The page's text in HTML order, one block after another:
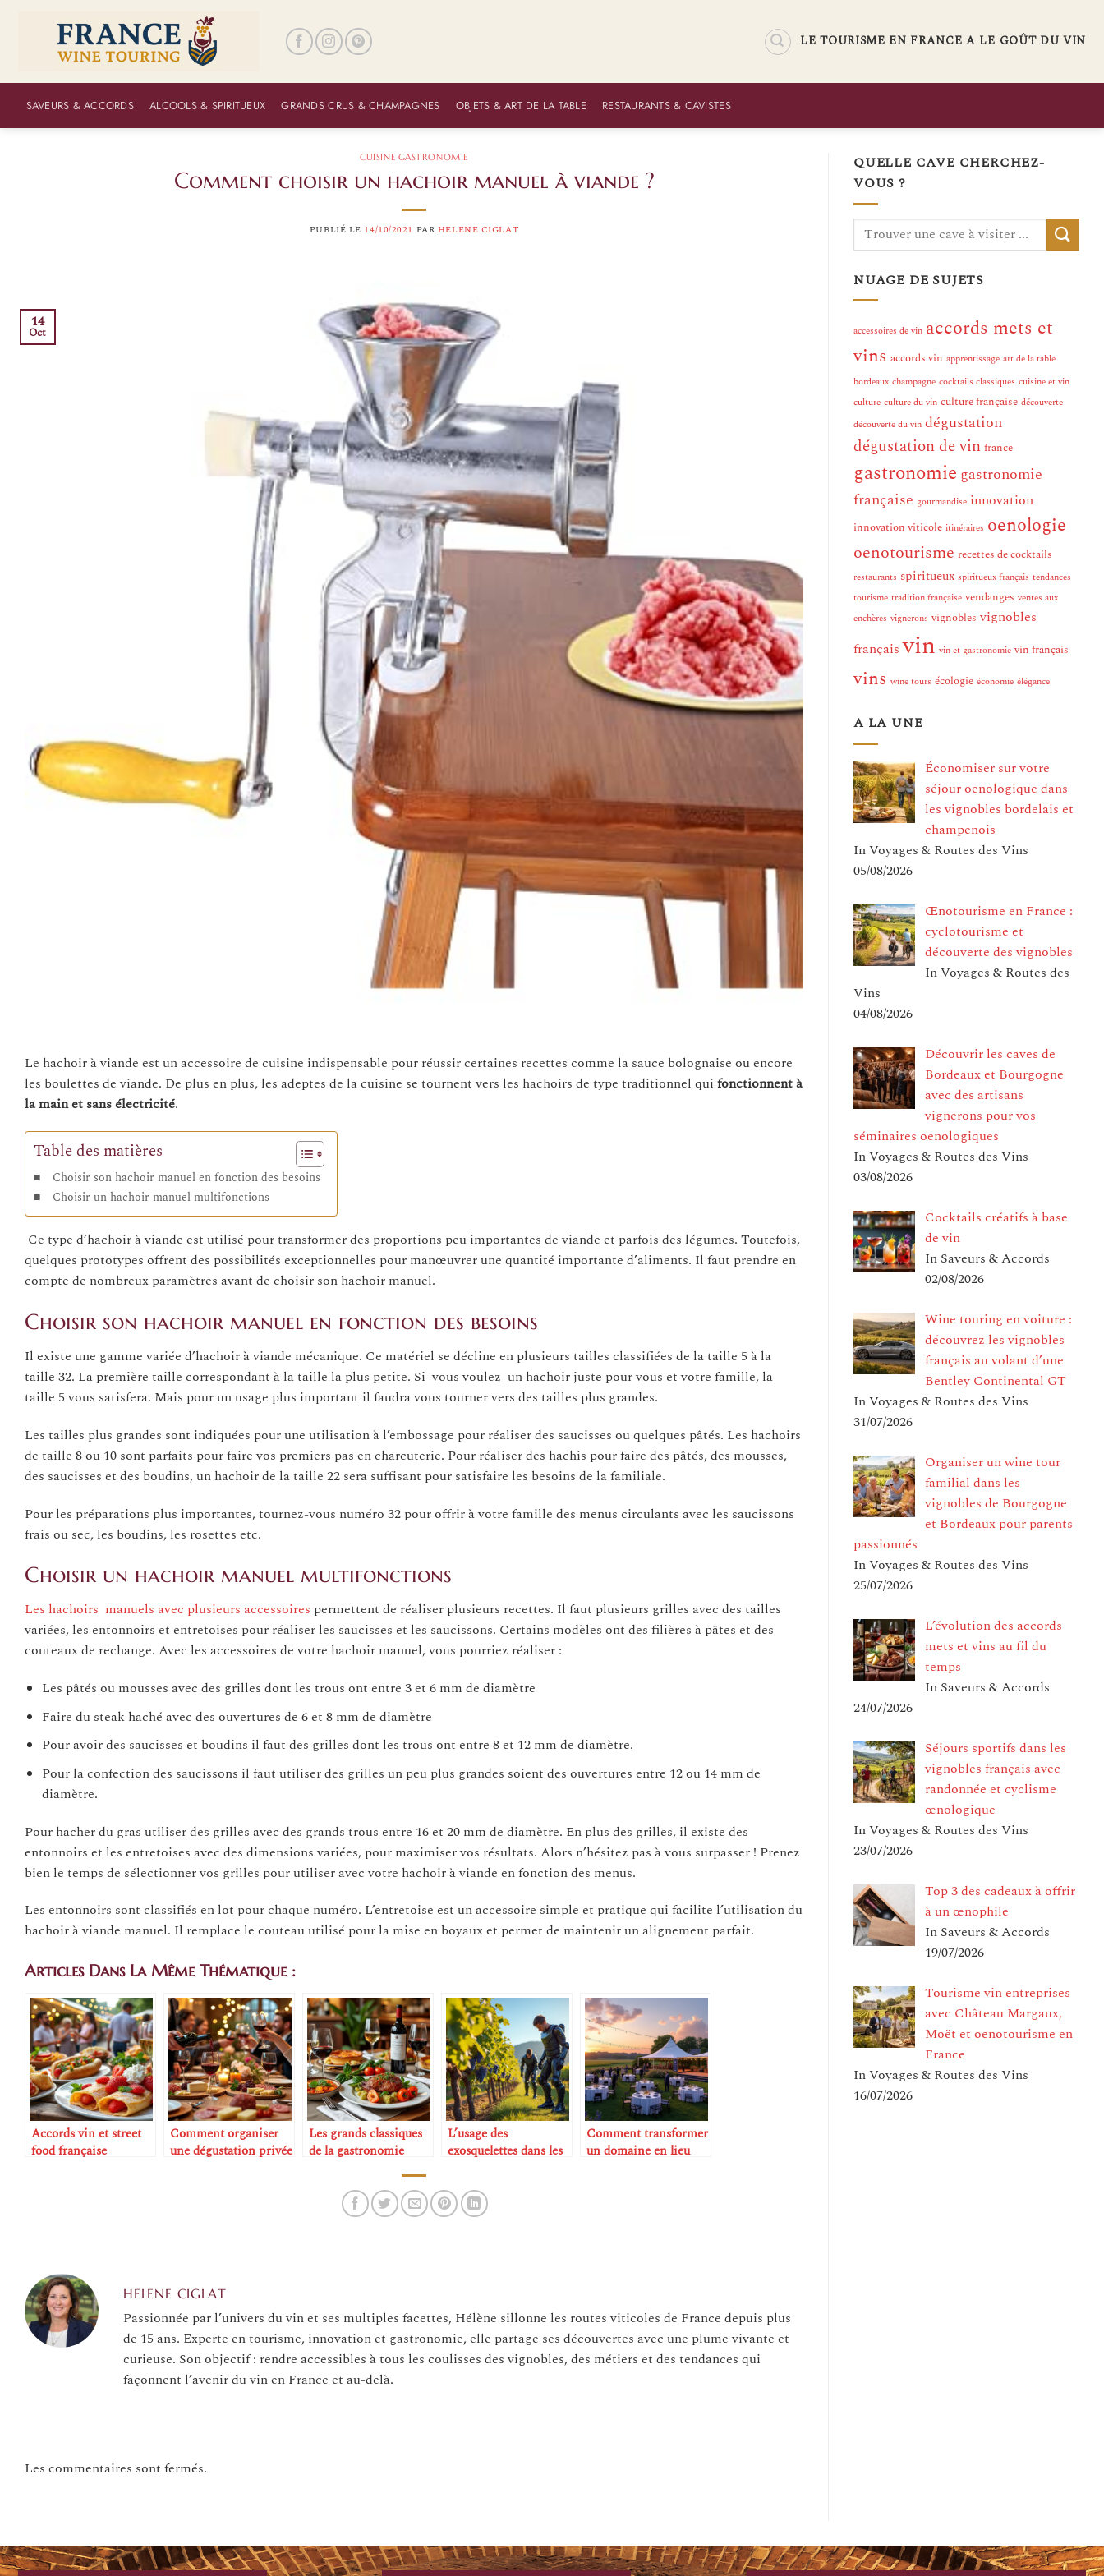
LE TOURISME EN FRANCE A LE GOÛT DU VIN
SAVEURS & ACCORDS ALCOOLS & SPIRITUEUX GRANDS CRUS & CHAMPAGNES OBJETS & ART DE LA TABLE RESTAURANTS & CAVISTES
CUISINE GASTRONOMIE
Comment choisir un hachoir manuel à viande ?
PUBLIÉ LE 14/10/2021 PAR HELENE CIGLAT
14
Oct
Le hachoir à viande est un accessoire de cuisine indispensable pour réussir certaines recettes comme la sauce bolognaise ou encore
les boulettes de viande. De plus en plus, les adeptes de la cuisine se tournent vers les hachoirs de type traditionnel qui fonctionnent à
la main et sans électricité.
Table des matières
Choisir son hachoir manuel en fonction des besoins
Choisir un hachoir manuel multifonctions
Ce type d’hachoir à viande est utilisé pour transformer des proportions peu importantes de viande et parfois des légumes. Toutefois,
quelques prototypes offrent des possibilités exceptionnelles pour manœuvrer une quantité importante d’aliments. Il faut prendre en
compte de nombreux paramètres avant de choisir son hachoir manuel.
Choisir son hachoir manuel en fonction des besoins
Il existe une gamme variée d’hachoir à viande mécanique. Ce matériel se décline en plusieurs tailles classifiées de la taille 5 à la
taille 32. La première taille correspondant à la taille la plus petite. Si vous voulez un hachoir juste pour vous et votre famille, la
taille 5 vous satisfera. Mais pour un usage plus important il faudra vous tourner vers des tailles plus grandes.
Les tailles plus grandes sont indiquées pour une utilisation à l’embossage pour réaliser des saucisses ou quelques pâtés. Les hachoirs
de taille 8 ou 10 sont parfaits pour faire vos premiers pas en charcuterie. Pour réaliser des hachis pour faire des pâtés, des mousses,
des saucisses et des boudins, un hachoir de la taille 22 sera suffisant pour satisfaire les besoins de la familiale.
Pour les préparations plus importantes, tournez-vous numéro 32 pour offrir à votre famille des menus circulants avec les saucissons
frais ou sec, les boudins, les rosettes etc.
Choisir un hachoir manuel multifonctions
Les hachoirs manuels avec plusieurs accessoires permettent de réaliser plusieurs recettes. Il faut plusieurs grilles avec des tailles
variées, les entonnoirs et entretoises pour réaliser les saucisses et les saucissons. Certains modèles ont des filières à pâtes et des
couteaux de rechange. Avec les accessoires de votre hachoir manuel, vous pourriez réaliser :
Les pâtés ou mousses avec des grilles dont les trous ont entre 3 et 6 mm de diamètre
Faire du steak haché avec des ouvertures de 6 et 8 mm de diamètre
Pour avoir des saucisses et boudins il faut des grilles dont les trous ont entre 8 et 12 mm de diamètre.
Pour la confection des saucissons il faut utiliser des grilles un peu plus grandes soient des ouvertures entre 12 ou 14 mm de
diamètre.
Pour hacher du gras utiliser des grilles avec des grands trous entre 16 et 20 mm de diamètre. En plus des grilles, il existe des
entonnoirs et les entretoises avec des dimensions variées, pour maximiser vos résultats. Alors n’hésitez pas à vous surpasser ! Prenez
bien le temps de sélectionner vos grilles pour utiliser avec votre hachoir à viande en fonction des menus.
Les entonnoirs sont classifiés en lot pour chaque numéro. L’entretoise est un accessoire simple et pratique qui facilite l’utilisation du
hachoir à viande manuel. Il remplace le couteau utilisé pour la mise en boyaux et permet de maintenir un alignement parfait.
Articles Dans La Même Thématique :
Accords vin et street
food française
Comment organiser
une dégustation privée
Les grands classiques
de la gastronomie
L’usage des
exosquelettes dans les
Comment transformer
un domaine en lieu
HELENE CIGLAT
Passionnée par l’univers du vin et ses multiples facettes, Hélène sillonne les routes viticoles de France depuis plus
de 15 ans. Experte en tourisme, innovation et gastronomie, elle partage ses découvertes avec une plume vivante et
curieuse. Son objectif : rendre accessibles à tous les coulisses des vignobles, des métiers et des tendances qui
façonnent l’avenir du vin en France et au-delà.
Les commentaires sont fermés.
QUELLE CAVE CHERCHEZ-
VOUS ?
NUAGE DE SUJETS
accessoires de vin accords mets et
vins accords vin apprentissage art de la table
bordeaux champagne cocktails classiques cuisine et vin
culture culture du vin culture française découverte
découverte du vin dégustation
dégustation de vin france
gastronomie gastronomie
française gourmandise innovation
innovation viticole itinéraires oenologie
oenotourisme recettes de cocktails
restaurants spiritueux spiritueux français tendances
tourisme tradition française vendanges ventes aux
enchères vignerons vignobles vignobles
français vin vin et gastronomie vin français
vins wine tours écologie économie élégance
A LA UNE
Économiser sur votre
séjour oenologique dans
les vignobles bordelais et
champenois
In Voyages & Routes des Vins
05/08/2026
Œnotourisme en France :
cyclotourisme et
découverte des vignobles
In Voyages & Routes des
Vins
04/08/2026
Découvrir les caves de
Bordeaux et Bourgogne
avec des artisans
vignerons pour vos
séminaires oenologiques
In Voyages & Routes des Vins
03/08/2026
Cocktails créatifs à base
de vin
In Saveurs & Accords
02/08/2026
Wine touring en voiture :
découvrez les vignobles
français au volant d’une
Bentley Continental GT
In Voyages & Routes des Vins
31/07/2026
Organiser un wine tour
familial dans les
vignobles de Bourgogne
et Bordeaux pour parents
passionnés
In Voyages & Routes des Vins
25/07/2026
L’évolution des accords
mets et vins au fil du
temps
In Saveurs & Accords
24/07/2026
Séjours sportifs dans les
vignobles français avec
randonnée et cyclisme
œnologique
In Voyages & Routes des Vins
23/07/2026
Top 3 des cadeaux à offrir
à un œnophile
In Saveurs & Accords
19/07/2026
Tourisme vin entreprises
avec Château Margaux,
Moët et oenotourisme en
France
In Voyages & Routes des Vins
16/07/2026